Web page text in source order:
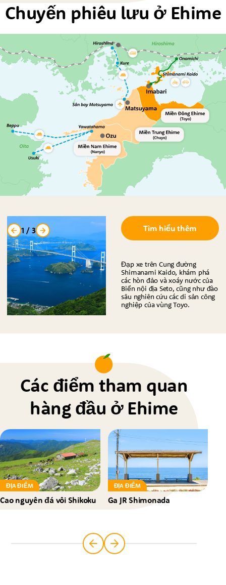
Chuyến phiêu lưu ở Ehime
Đạp xe trên Cung đường
Shimanami Kaido, khám phá
các hòn đảo và xoáy nước của
Biển nội địa Seto, cũng như đào
sâu nghiên cứu các di sản công
nghiệp của vùng Toyo.
Tìm hiểu thêm
1 / 3
Các điểm tham quan
hàng đầu ở Ehime
ĐỊA ĐIỂM
Cao nguyên đá vôi Shikoku
ĐỊA ĐIỂM
Ga JR Shimonada